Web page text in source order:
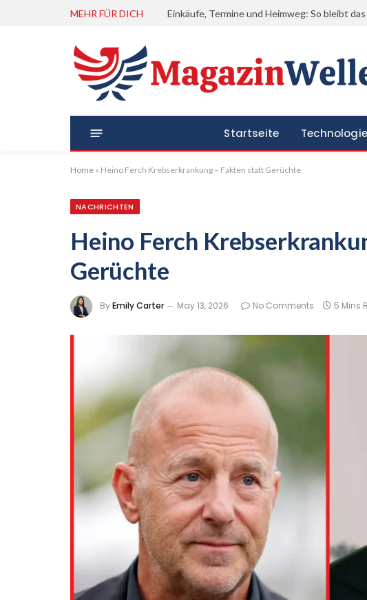
MEHR FÜR DICH
Startseite Technologie
Home » Heino Ferch Krebserkrankung – Fakten statt Gerüchte
NACHRICHTEN
Heino Ferch
Gerüchte
ByEmily Carter May 13, 2026 No Comments 5 Mins